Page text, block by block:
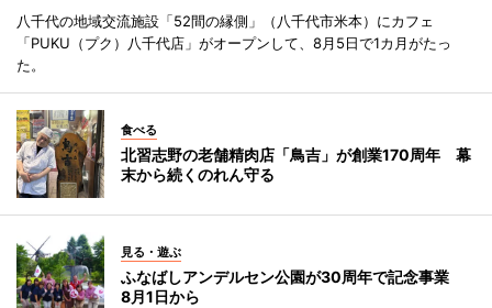
八千代の地域交流施設「52間の縁側」（八千代市米本）にカフェ
「PUKU（プク）八千代店」がオープンして、8月5日で1カ月がたっ
た。
食べる
北習志野の老舗精肉店「鳥吉」が創業170周年 幕
末から続くのれん守る
見る・遊ぶ
ふなばしアンデルセン公園が30周年で記念事業
8月1日から